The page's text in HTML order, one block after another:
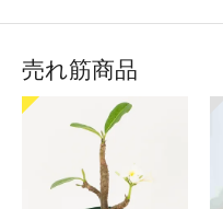
売れ筋商品